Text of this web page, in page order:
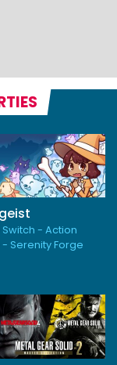
- Action
Serenity Forge